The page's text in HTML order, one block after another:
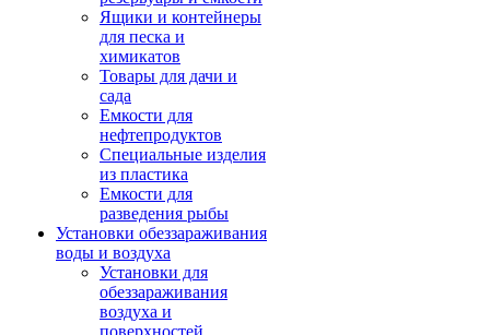
Ящики и контейнеры
для песка и
химикатов
Товары для дачи и
сада
Емкости для
нефтепродуктов
Специальные изделия
из пластика
Емкости для
разведения рыбы
Установки обеззараживания
воды и воздуха
Установки для
обеззараживания
воздуха и
поверхностей